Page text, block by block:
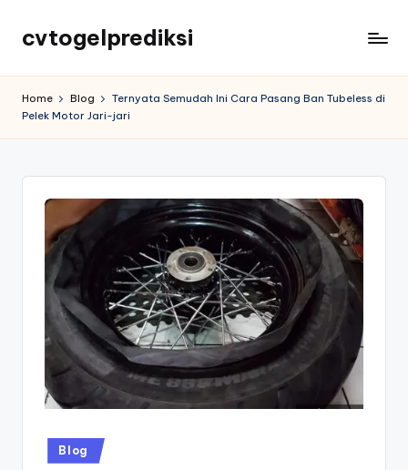
cvtogelprediksi
Home Blog
Ternyata Semudah Ini Cara Pasang Ban Tubeless di
Pelek Motor Jari-jari
Posted
in
Blog